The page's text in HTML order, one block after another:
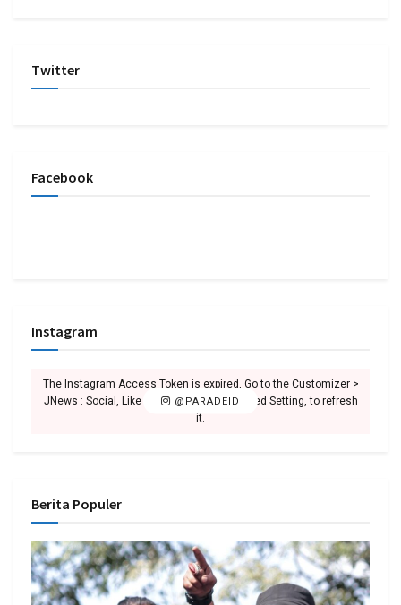
Twitter
Facebook
Instagram
@PARADEID
The Instagram Access Token is expired, Go to the Customizer >
JNews : Social, Like & View > Instagram Feed Setting, to refresh
it.
Berita Populer